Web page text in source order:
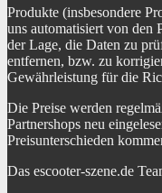
Produkte (insbesondere
uns automatisiert von den
der Lage, die Daten zu
entfernen, bzw. zu
Gewährleistung für die
Die Preise werden
Partnershops neu
Preisunterschieden
Das escooter-szene.de